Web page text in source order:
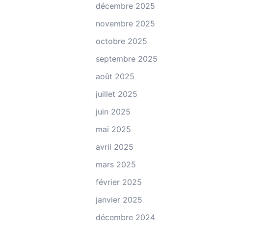
décembre 2025
novembre 2025
octobre 2025
septembre 2025
août 2025
juillet 2025
juin 2025
mai 2025
avril 2025
mars 2025
février 2025
janvier 2025
décembre 2024